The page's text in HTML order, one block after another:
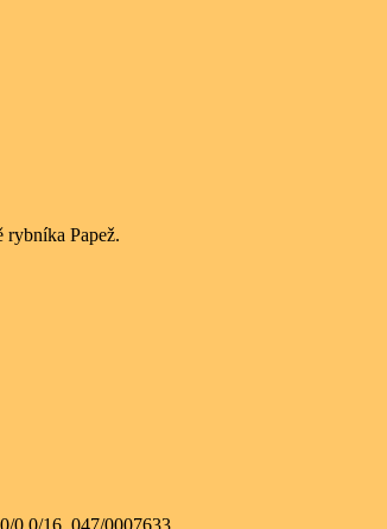
rybníka Papež.
0.0/16_047/0007633